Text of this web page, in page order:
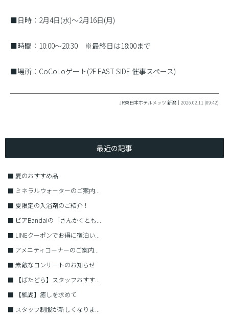
■日時：2月4日(水)〜2月16日(月)
■時間：10:00〜20:30 ※最終日は18:00まで
■場所：CoCoLoゲート(2F EAST SIDE 催事スペース)
JR東日本ホテルメッツ 新潟｜2026.02.11 (09:42)
最近の記事
■ 夏のおすすめ品
■ ミネラルウォーターのご案内...
■ 夏限定の入浴剤のご紹介！
■ ピアBandaiの「さんかくとも...
■ LINEクーポンでお得に宿泊い...
■ アメニティコーナーのご案内...
■ 素敵なコンサートのお知らせ
■
【ばたどら】スタッフおすす...
■
【瓢湖】癒しを求めて
■ スタッフ制服が新しくなりま...